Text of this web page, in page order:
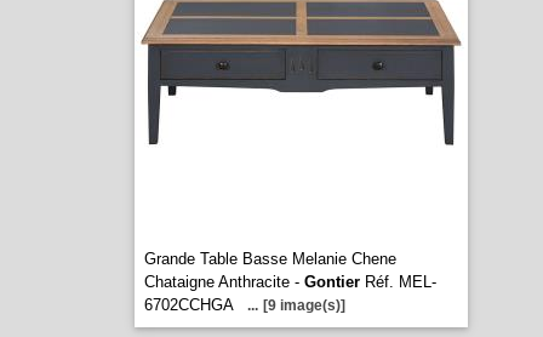
Grande Table Basse Melanie Chene
Chataigne Anthracite - GontierRéf. MEL-
6702CCHGA
... [9 image(s)]